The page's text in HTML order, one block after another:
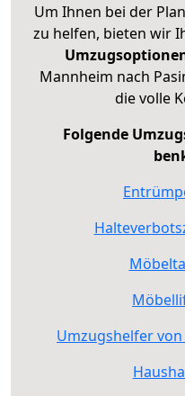
Um Ihnen bei der
zu helfen, bieten wir
Mannheim nach
die volle
Folgende
Umzugshelfer